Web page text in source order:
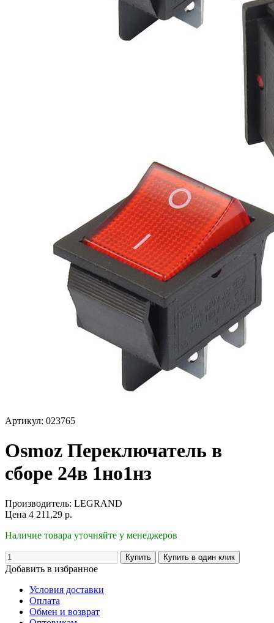
Артикул: 023765
Osmoz Переключатель в
сборе 24в 1но1нз
Производитель: LEGRAND
Цена 4 211,29 р.
Наличие товара уточняйте у менеджеров
Добавить в избранное
Условия доставки
Оплата
Обмен и возврат